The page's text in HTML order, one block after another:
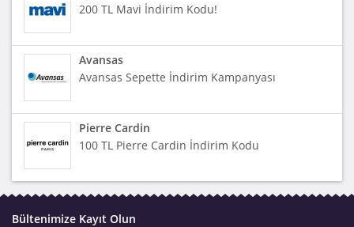
200 TL Mavi İndirim Kodu!
Avansas
Avansas Sepette İndirim Kampanyası
Pierre Cardin
100 TL Pierre Cardin İndirim Kodu
Bültenimize Kayıt Olun